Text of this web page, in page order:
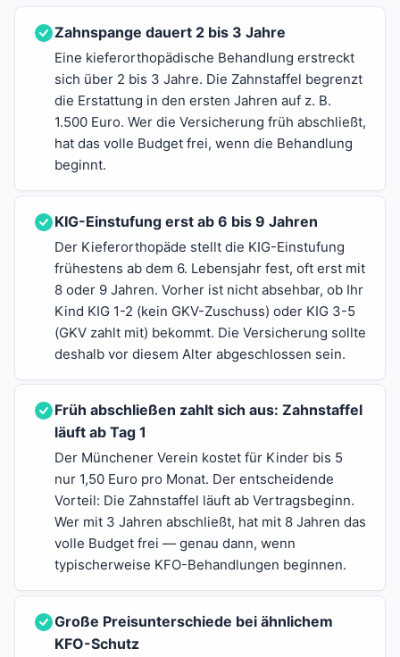
Zahnspange dauert 2 bis 3 Jahre
Eine kieferorthopädische Behandlung erstreckt
sich über 2 bis 3 Jahre. Die Zahnstaffel begrenzt
die Erstattung in den ersten Jahren auf z. B.
1.500 Euro. Wer die Versicherung früh abschließt,
hat das volle Budget frei, wenn die Behandlung
beginnt.
KIG-Einstufung erst ab 6 bis 9 Jahren
Der Kieferorthopäde stellt die KIG-Einstufung
frühestens ab dem 6. Lebensjahr fest, oft erst mit
8 oder 9 Jahren. Vorher ist nicht absehbar, ob Ihr
Kind KIG 1-2 (kein GKV-Zuschuss) oder KIG 3-5
(GKV zahlt mit) bekommt. Die Versicherung sollte
deshalb vor diesem Alter abgeschlossen sein.
Früh abschließen zahlt sich aus: Zahnstaffel
läuft ab Tag 1
Der Münchener Verein kostet für Kinder bis 5
nur 1,50 Euro pro Monat. Der entscheidende
Vorteil: Die Zahnstaffel läuft ab Vertragsbeginn.
Wer mit 3 Jahren abschließt, hat mit 8 Jahren das
volle Budget frei — genau dann, wenn
typischerweise KFO-Behandlungen beginnen.
Große Preisunterschiede bei ähnlichem
KFO-Schutz